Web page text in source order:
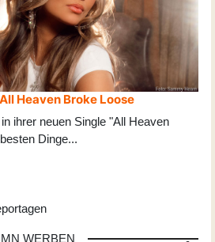
Heaven Broke Loose
ihrer neuen Single "All Heaven
Dinge...
WERBEN